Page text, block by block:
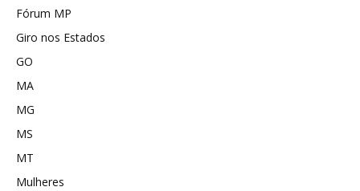
Fórum MP
Giro nos Estados
GO
MA
MG
MS
MT
Mulheres